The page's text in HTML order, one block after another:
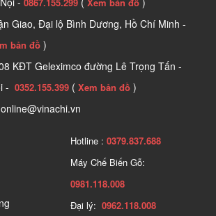
Giao, Đại lộ Bình Dương, Hồ Chí Minh -
bản đồ )
KĐT Geleximco đường Lê Trọng Tấn -
- 0352.155.399 ( Xem bản đồ )
Hotline : 0379.837.688
Máy Chế Biến Gỗ:
0981.118.008
Đại lý: 0962.118.008